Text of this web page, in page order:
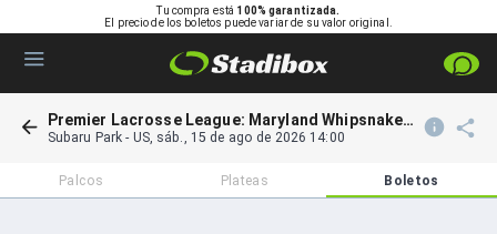
Tu compra está 100% garantizada.
El precio de los boletos puede variar de su valor original.
Premier Lacrosse League: Maryland Whipsnakes vs Philadelphia Waterdogs & WLL Championship
Subaru Park - US, sáb., 15 de ago de 2026 14:00
Palcos Plateas Boletos